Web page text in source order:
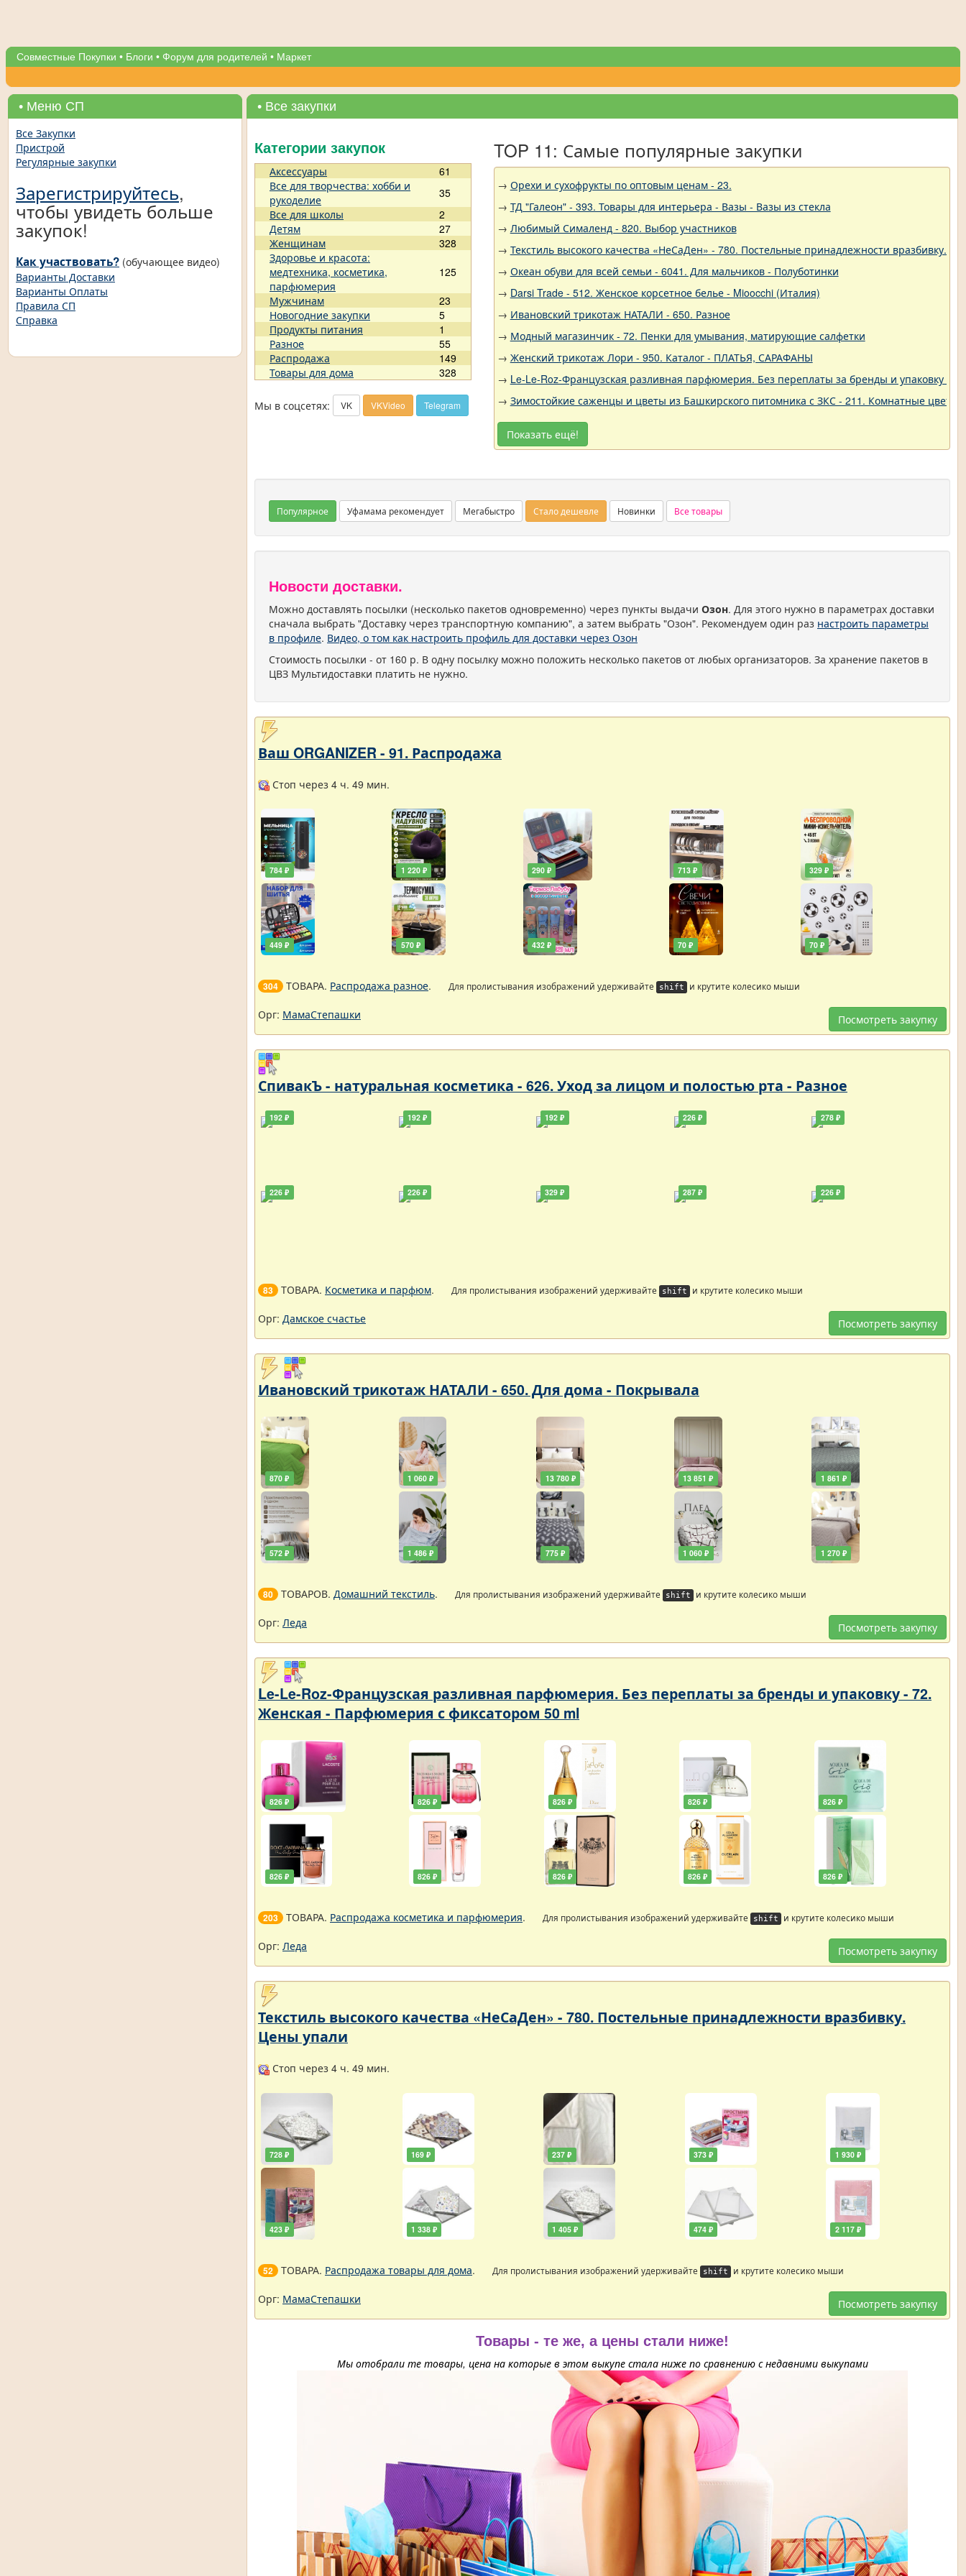
Совместные Покупки • Блоги • Форум для родителей • Маркет
• Меню СП
Все Закупки
Пристрой
Регулярные закупки
Зарегистрируйтесь,
чтобы увидеть больше
закупок!
Как участвовать? (обучающее видео)
Варианты Доставки
Варианты Оплаты
Правила СП
Справка
• Все закупки
Категории закупок
Аксессуары
61
Все для творчества: хобби и
рукоделие
35
Все для школы
2
Детям
27
Женщинам
328
Здоровье и красота:
медтехника, косметика,
парфюмерия
125
Мужчинам
23
Новогодние закупки
5
Продукты питания
1
Разное
55
Распродажа
149
Товары для дома
328
Мы в соцсетях: VK VKVideo Telegram
TOP 11: Самые популярные закупки
→ Орехи и сухофрукты по оптовым ценам - 23.
→ ТД "Галеон" - 393. Товары для интерьера - Вазы - Вазы из стекла
→ Любимый Сималенд - 820. Выбор участников
→ Текстиль высокого качества «НеСаДен» - 780. Постельные принадлежности вразбивку.
→ Океан обуви для всей семьи - 6041. Для мальчиков - Полуботинки
→ Darsi Trade - 512. Женское корсетное белье - Mioocchi (Италия)
→ Ивановский трикотаж НАТАЛИ - 650. Разное
→ Модный магазинчик - 72. Пенки для умывания, матирующие салфетки
→ Женский трикотаж Лори - 950. Каталог - ПЛАТЬЯ, САРАФАНЫ
→ Le-Le-Roz-Французская разливная парфюмерия. Без переплаты за бренды и упаковку -
→ Зимостойкие саженцы и цветы из Башкирского питомника с ЗКС - 211. Комнатные
Показать ещё!
Популярное Уфамама рекомендует Мегабыстро Стало дешевле Новинки Все товары
Новости доставки.
Можно доставлять посылки (несколько пакетов одновременно) через пункты выдачи Озон. Для этого нужно в параметрах доставки
сначала выбрать "Доставку через транспортную компанию", а затем выбрать "Озон". Рекомендуем один раз настроить параметры
в профиле. Видео, о том как настроить профиль для доставки через Озон
Стоимость посылки - от 160 р. В одну посылку можно положить несколько пакетов от любых организаторов. За хранение пакетов в
ЦВЗ Мультидоставки платить не нужно.
Ваш ORGANIZER - 91. Распродажа
Стоп через 4 ч. 49 мин.
784 ₽
449 ₽
1 220 ₽
570 ₽
290 ₽
432 ₽
713 ₽
70 ₽
329 ₽
70 ₽
304 ТОВАРА. Распродажа разное. Для пролистывания изображений удерживайте shift и крутите колесико мыши
Посмотреть закупку
Орг: МамаСтепашки
СпивакЪ - натуральная косметика - 626. Уход за лицом и полостью рта - Разное
192 ₽
226 ₽
192 ₽
226 ₽
192 ₽
329 ₽
226 ₽
287 ₽
278 ₽
226 ₽
83 ТОВАРА. Косметика и парфюм. Для пролистывания изображений удерживайте shift и крутите колесико мыши
Посмотреть закупку
Орг: Дамское счастье
Ивановский трикотаж НАТАЛИ - 650. Для дома - Покрывала
870 ₽
572 ₽
1 060 ₽
1 486 ₽
13 780 ₽
775 ₽
13 851 ₽
1 060 ₽
1 861 ₽
1 270 ₽
80 ТОВАРОВ. Домашний текстиль. Для пролистывания изображений удерживайте shift и крутите колесико мыши
Посмотреть закупку
Орг: Леда
Le-Le-Roz-Французская разливная парфюмерия. Без переплаты за бренды и упаковку - 72.
Женская - Парфюмерия с фиксатором 50 ml
826 ₽
826 ₽
826 ₽
826 ₽
826 ₽
826 ₽
826 ₽
826 ₽
826 ₽
826 ₽
203 ТОВАРА. Распродажа косметика и парфюмерия. Для пролистывания изображений удерживайте shift и крутите колесико мыши
Посмотреть закупку
Орг: Леда
Текстиль высокого качества «НеСаДен» - 780. Постельные принадлежности вразбивку.
Цены упали
Стоп через 4 ч. 49 мин.
728 ₽
423 ₽
169 ₽
1 338 ₽
237 ₽
1 405 ₽
373 ₽
474 ₽
1 930 ₽
2 117 ₽
52 ТОВАРА. Распродажа товары для дома. Для пролистывания изображений удерживайте shift и крутите колесико мыши
Посмотреть закупку
Орг: МамаСтепашки
Товары - те же, а цены стали ниже!
Мы отобрали те товары, цена на которые в этом выкупе стала ниже по сравнению с недавними выкупами